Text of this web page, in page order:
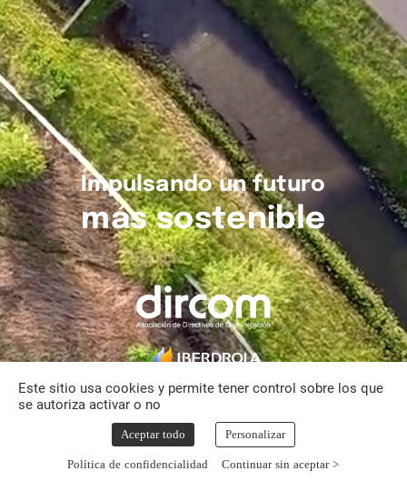
Impulsando un futuro
más sostenible
Este sitio usa cookies y permite tener control sobre los que
se autoriza activar o no
Aceptar todo Personalizar
Política de confidencialidad Continuar sin aceptar >